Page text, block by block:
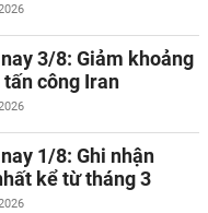
3/8: Giảm khoảng
công Iran
1/8: Ghi nhận
kể từ tháng 3